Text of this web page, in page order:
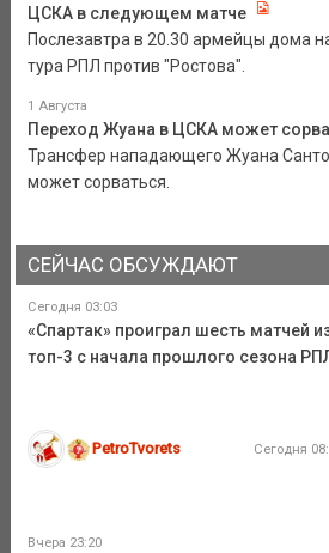
ЦСКА в следующем матче
Послезавтра в 20.30 армейцы дома
тура РПЛ против "Ростова".
1 Августа
Переход Жуана в ЦСКА может
Трансфер нападающего Жуана
может сорваться.
СЕЙЧАС ОБСУЖДАЮТ
Сегодня 03:03
«Спартак» проиграл шесть матчей
топ-3 с начала прошлого сезона
PetroTvorets Сегодня
Вчера 23:20